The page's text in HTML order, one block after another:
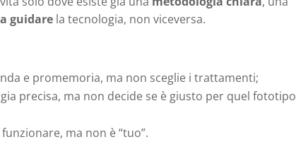
guidare la tecnologia, non viceversa.
e promemoria, ma non sceglie i trattamenti;
precisa, ma non decide se è giusto per quel
ma non è “tuo”.